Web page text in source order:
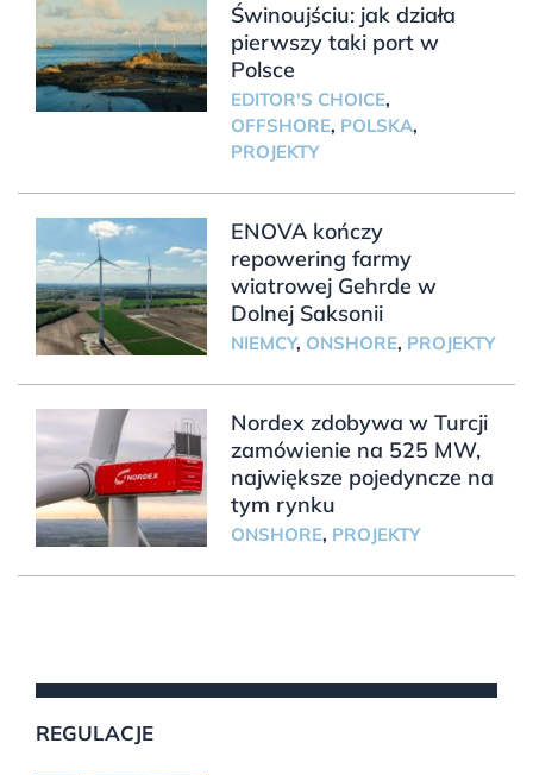
Świnoujściu: jak działa
pierwszy taki port w
Polsce
EDITOR'S CHOICE,
OFFSHORE, POLSKA,
PROJEKTY
ENOVA kończy
repowering farmy
wiatrowej Gehrde w
Dolnej Saksonii
NIEMCY, ONSHORE, PROJEKTY
Nordex zdobywa w Turcji
zamówienie na 525 MW,
największe pojedyncze na
tym rynku
ONSHORE, PROJEKTY
REGULACJE